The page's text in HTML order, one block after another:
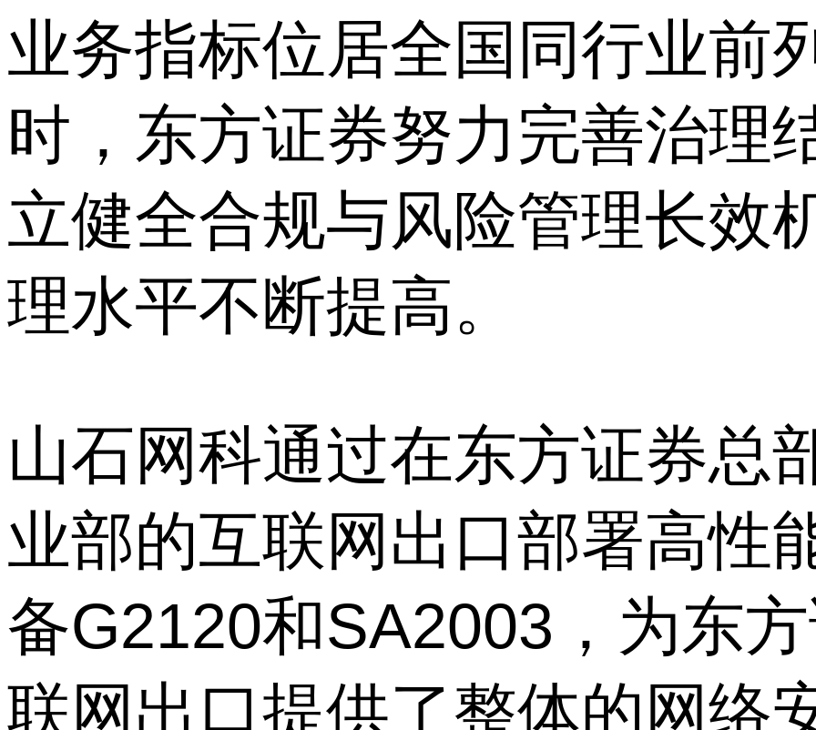
业务指标位居全国同行业前
时，东方证券努力完善治理
立健全合规与风险管理长效
理水平不断提高。
山石网科通过在东方证券总
业部的互联网出口部署高性
备G2120和SA2003，为东
联网出口提供了整体的网络